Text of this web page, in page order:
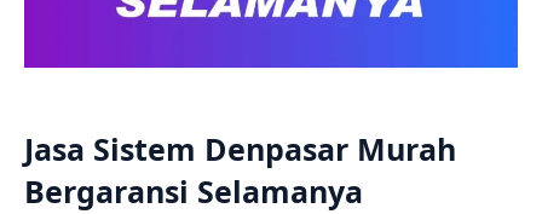
Jasa Sistem Denpasar Murah
Bergaransi Selamanya